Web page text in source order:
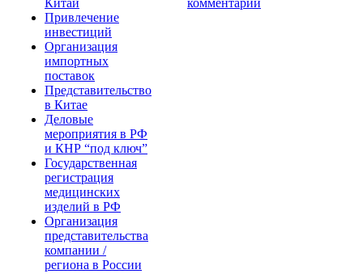
Китай
Привлечение
инвестиций
Организация
импортных
поставок
Представительство
в Китае
Деловые
мероприятия в РФ
и КНР “под ключ”
Государственная
регистрация
медицинских
изделий в РФ
Организация
представительства
компании /
региона в России
комментарий